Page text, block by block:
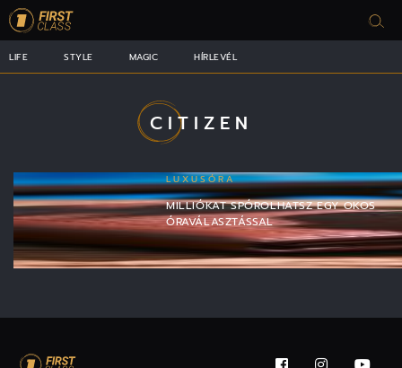
LIFE STYLE MAGIC HÍRLEVÉL
CITIZEN
LUXUSÓRA
MILLIÓKAT SPÓROLHATSZ EGY OKOS
ÓRAVÁLASZTÁSSAL